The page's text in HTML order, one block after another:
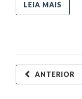
LEIA MAIS
ANTERIOR